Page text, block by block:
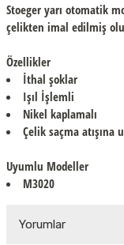
Stoeger yarı otomatik
çelikten imal edilmiş
Özellikler
İthal şoklar
Işıl İşlemli
Nikel kaplamalı
Çelik saçma atışına
Uyumlu Modeller
M3020
Yorumlar